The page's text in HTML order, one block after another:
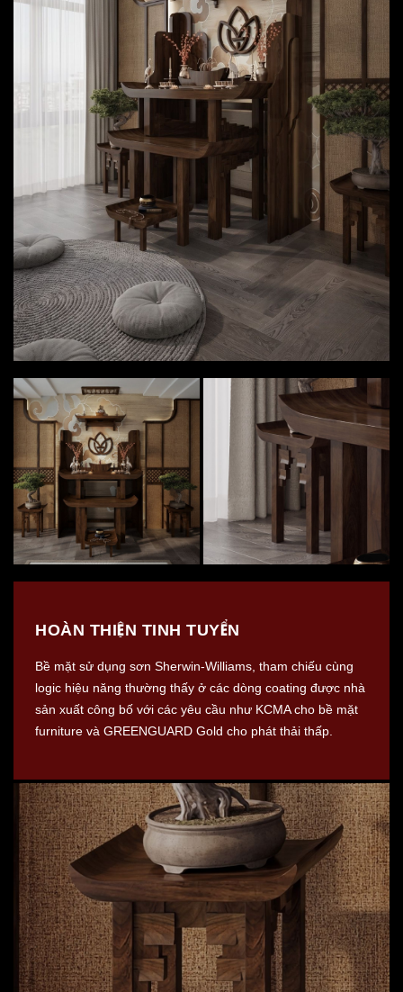
HOÀN THIỆN TINH TUYỂN
Bề mặt sử dụng sơn Sherwin-Williams, tham chiếu cùng
logic hiệu năng thường thấy ở các dòng coating được nhà
sản xuất công bố với các yêu cầu như KCMA cho bề mặt
furniture và GREENGUARD Gold cho phát thải thấp.